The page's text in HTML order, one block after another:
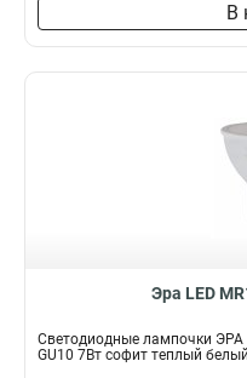
В
Эра LED
Светодиодные лампочки ЭРА
GU10 7Вт софит теплый